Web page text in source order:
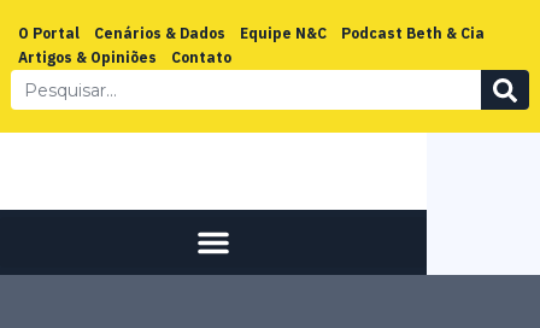
O Portal Cenários & Dados Equipe N&C
Podcast Beth & Cia
Artigos & Opiniões
Contato